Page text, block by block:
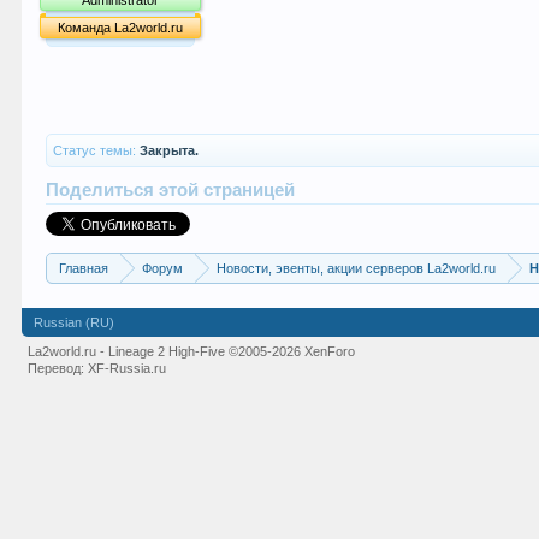
Команда La2world.ru
Статус темы: Закрыта.
Поделиться этой страницей
Главная Форум Новости, эвенты, акции серверов La2world.ru
Russian (RU)
La2world.ru - Lineage 2 High-Five©2005-2026 XenForo
Перевод:XF-Russia.ru